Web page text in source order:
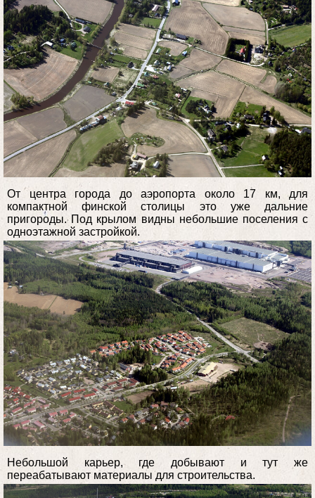
От центра города до аэропорта около 17 км, для
компактной финской столицы это уже дальние
пригороды. Под крылом видны небольшие поселения с
одноэтажной застройкой.
Небольшой карьер, где добывают и тут же
переабатывают материалы для строительства.